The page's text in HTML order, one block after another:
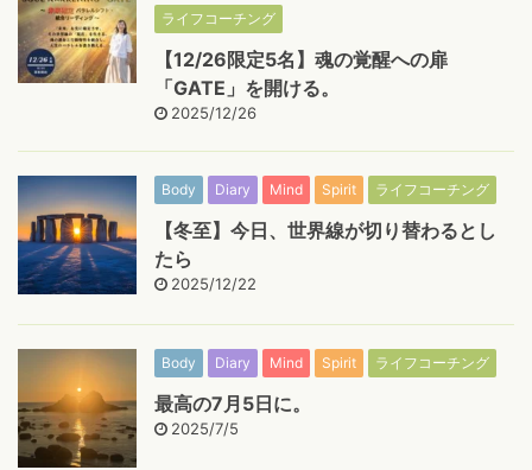
ライフコーチング
【12/26限定5名】魂の覚醒への扉
「GATE」を開ける。
2025/12/26
Body Diary Mind Spirit ライフコーチング
【冬至】今日、世界線が切り替わるとし
たら
2025/12/22
Body Diary Mind Spirit ライフコーチング
最高の7月5日に。
2025/7/5